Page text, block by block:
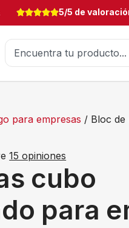
5/5 de
para empresas / Bloc de
15 opiniones
cubo
para